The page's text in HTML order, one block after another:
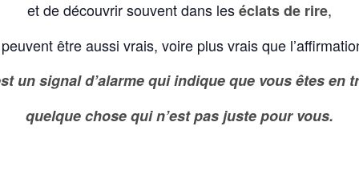
et de découvrir souvent dans leséclats de rire,
être aussi vrais, voire plus vrais que
un signal d’alarme qui indique que vous êtes en
quelque chose qui n’est pas juste pour vous.